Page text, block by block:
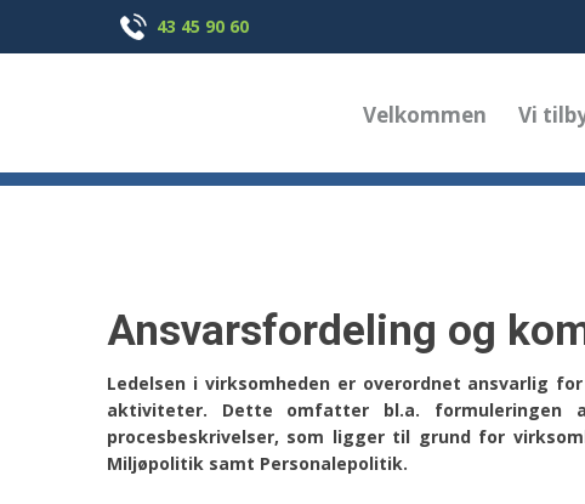
43 45 90 60
Velkommen Vi
Ansvarsfordeling og
​Ledelsen i virksomheden er overordnet ansvarlig
aktiviteter. Dette omfatter bl.a. formuleringen
procesbeskrivelser, som ligger til grund for
Miljøpolitik samt Personalepolitik.